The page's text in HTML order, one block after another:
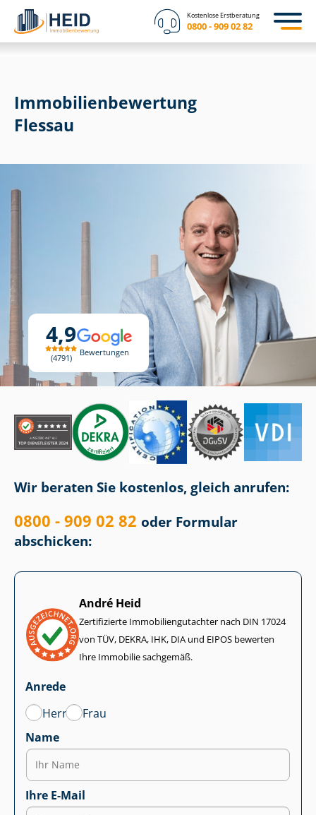
Kostenlose Erstberatung
0800 - 909 02 82
4,9
4791
Bewertungen
Immobilien­bewertung
Flessau
Wir beraten Sie kostenlos, gleich anrufen:
0800 - 909 02 82 oder Formular
abschicken:
André Heid
Zertifizierte Im­mo­bi­li­en­gut­ach­ter nach DIN 17024
von TÜV, DEKRA, IHK, DIA und EIPOS bewerten
Ihre Immobilie sachgemäß.
Anrede
Herr
Frau
Name
Ihre E-Mail